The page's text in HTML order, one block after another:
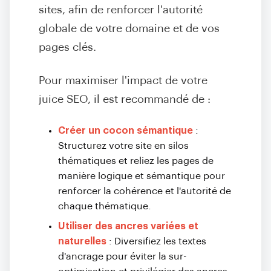
sites, afin de renforcer l'autorité
globale de votre domaine et de vos
pages clés.
Pour maximiser l'impact de votre
juice SEO, il est recommandé de :
Créer un cocon sémantique :
Structurez votre site en silos
thématiques et reliez les pages de
manière logique et sémantique pour
renforcer la cohérence et l'autorité de
chaque thématique.
Utiliser des ancres variées et
naturelles : Diversifiez les textes
d'ancrage pour éviter la sur-